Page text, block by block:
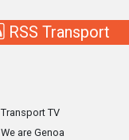
RSS Transport
Transport TV
We are Genoa